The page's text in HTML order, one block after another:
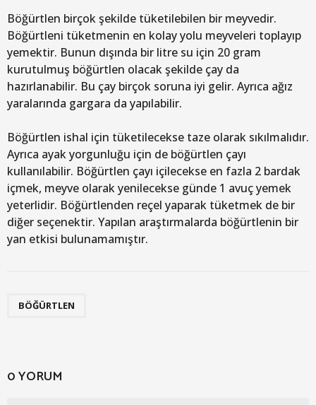
Böğürtlen birçok şekilde tüketilebilen bir meyvedir.
Böğürtleni tüketmenin en kolay yolu meyveleri toplayıp
yemektir. Bunun dışında bir litre su için 20 gram
kurutulmuş böğürtlen olacak şekilde çay da
hazırlanabilir. Bu çay birçok soruna iyi gelir. Ayrıca ağız
yaralarında gargara da yapılabilir.
Böğürtlen ishal için tüketilecekse taze olarak sıkılmalıdır.
Ayrıca ayak yorgunluğu için de böğürtlen çayı
kullanılabilir. Böğürtlen çayı içilecekse en fazla 2 bardak
içmek, meyve olarak yenilecekse günde 1 avuç yemek
yeterlidir. Böğürtlenden reçel yaparak tüketmek de bir
diğer seçenektir. Yapılan araştırmalarda böğürtlenin bir
yan etkisi bulunamamıştır.
BÖĞÜRTLEN
0 YORUM